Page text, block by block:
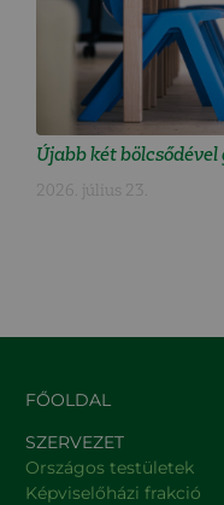
Újabb két
2026. július 23.
FŐOLDAL
SZERVEZET
Országos testületek
Képviselőházi frakció